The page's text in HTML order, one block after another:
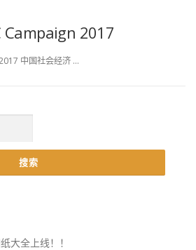
Campaign 2017
中国社会经济 …
大全上线！！